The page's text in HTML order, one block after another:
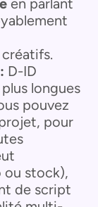
D-ID
longues
pouvez
pour
ou stock),
de script